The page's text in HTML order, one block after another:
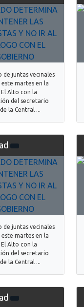
de juntas vecinales
martes en la
Alto con la
del secretario
la Central ...
de juntas vecinales
martes en la
Alto con la
del secretario
la Central ...